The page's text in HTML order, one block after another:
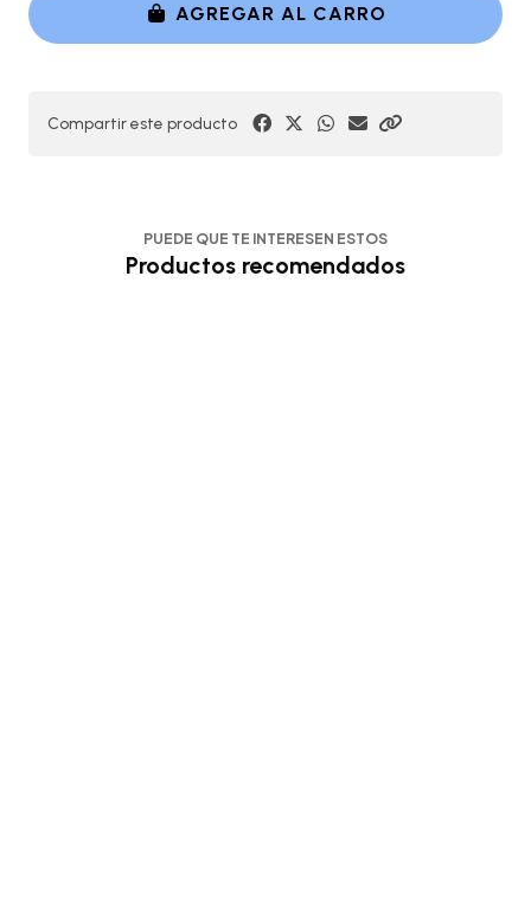
AGREGAR AL CARRO
Compartir este producto
PUEDE QUE TE INTERESEN ESTOS
Productos recomendados